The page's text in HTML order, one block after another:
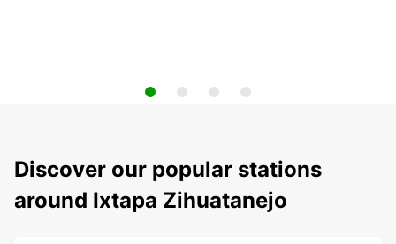
Discover our popular stations
around Ixtapa Zihuatanejo